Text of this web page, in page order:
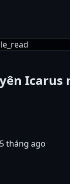
Icarus
tháng ago